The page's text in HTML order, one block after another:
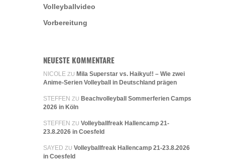
Volleyballvideo
Vorbereitung
NEUESTE KOMMENTARE
NICOLE ZU Mila Superstar vs. Haikyu!! – Wie zwei
Anime-Serien Volleyball in Deutschland prägen
STEFFEN ZU Beachvolleyball Sommerferien Camps
2026 in Köln
STEFFEN ZU Volleyballfreak Hallencamp 21-
23.8.2026 in Coesfeld
SAYED ZU Volleyballfreak Hallencamp 21-23.8.2026
in Coesfeld